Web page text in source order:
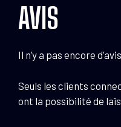
AVIS
Il n’y a pas encore
Seuls les clients
ont la possibilité de